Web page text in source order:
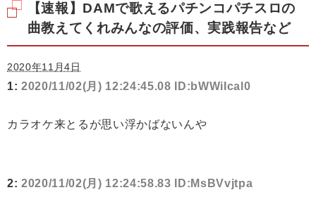
【速報】DAMで歌えるパチンコパチスロの
曲教えてくれみんなの評価、実践報告など
2020年11月4日
1: 2020/11/02(月) 12:24:45.08 ID:bWWiIcal0
カラオケ来とるが思い浮かばないんや
2: 2020/11/02(月) 12:24:58.83 ID:MsBVvjtpa